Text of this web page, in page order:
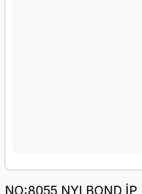
NO:8055 NYLBOND İP